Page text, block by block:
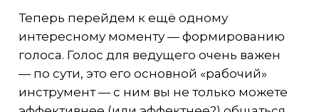
Теперь перейдем к ещё одному
интересному моменту — формированию
голоса. Голос для ведущего очень важен
— по сути, это его основной «рабочий»
инструмент — с ним вы не только можете